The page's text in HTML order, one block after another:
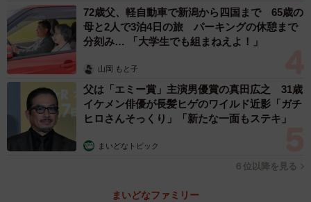
72歳父、軽自動車で新潟から四国まで 65歳の
母と2人で3泊4日の旅 パーキングの休憩まで
分刻み… 「大学生でも組まねえよ！」
山岡 もと子
父は「エミー賞」主演男優賞の真田広之 31歳
イケメン俳優が長髪ヒゲのワイルド近影「ガチ
ヒロさんそっくり」「新たな一面もステキ」
まいどなトピック
６位以降を見る
まいどなファミリー